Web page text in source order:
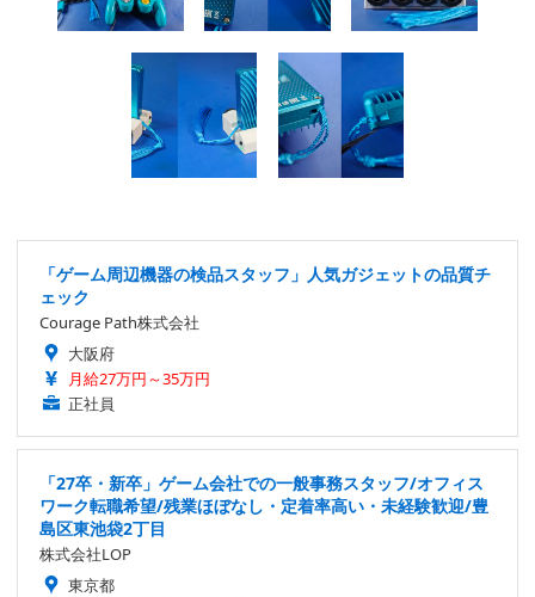
「ゲーム周辺機器の検品スタッフ」人気ガジェットの品質チ
ェック
Courage Path株式会社
大阪府
月給27万円～35万円
正社員
「27卒・新卒」ゲーム会社での一般事務スタッフ/オフィス
ワーク転職希望/残業ほぼなし・定着率高い・未経験歓迎/豊
島区東池袋2丁目
株式会社LOP
東京都